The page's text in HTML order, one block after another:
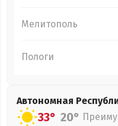
Мелитополь
Пологи
Автономная
33° 20°